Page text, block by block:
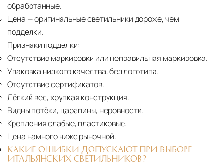
обработанные.
Цена — оригинальные светильники дороже, чем
подделки.
Признаки подделки:
Отсутствие маркировки или неправильная маркировка.
Упаковка низкого качества, без логотипа.
Отсутствие сертификатов.
Лёгкий вес, хрупкая конструкция.
Видны потёки, царапины, неровности.
Крепления слабые, пластиковые.
Цена намного ниже рыночной.
КАКИЕ ОШИБКИ ДОПУСКАЮТ ПРИ ВЫБОРЕ
ИТАЛЬЯНСКИХ СВЕТИЛЬНИКОВ?